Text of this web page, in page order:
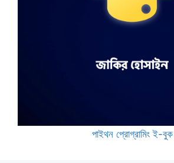
পাইথন প্রোগ্রামিং ই-বুক